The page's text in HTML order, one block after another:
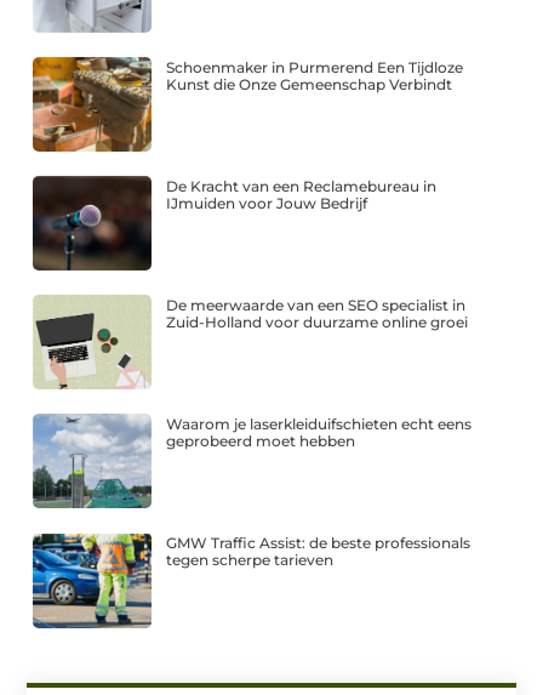
Schoenmaker in Purmerend Een Tijdloze
Kunst die Onze Gemeenschap Verbindt
De Kracht van een Reclamebureau in
IJmuiden voor Jouw Bedrijf
De meerwaarde van een SEO specialist in
Zuid-Holland voor duurzame online groei
Waarom je laserkleiduifschieten echt eens
geprobeerd moet hebben
GMW Traffic Assist: de beste professionals
tegen scherpe tarieven